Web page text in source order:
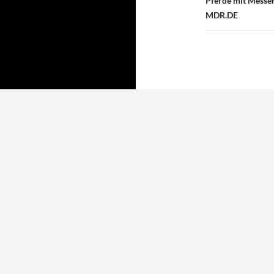
MDR.DE